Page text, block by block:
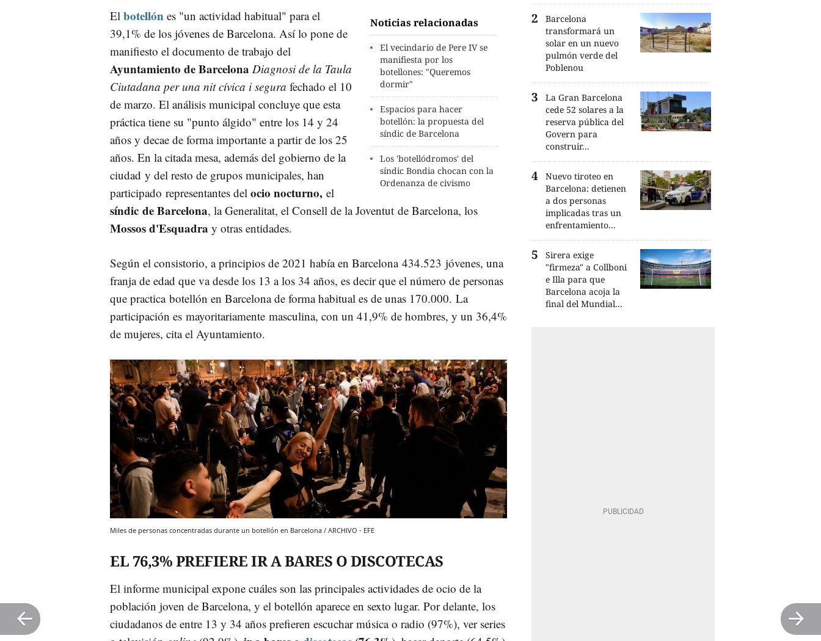
Noticias relacionadas
El vecindario de Pere IV se
manifiesta por los
botellones: "Queremos
dormir"
Espacios para hacer
botellón: la propuesta del
síndic de Barcelona
Los 'botellódromos' del
síndic Bondia chocan con la
Ordenanza de civismo
El botellón es "un actividad habitual" para el
39,1% de los jóvenes de Barcelona. Así lo pone de
manifiesto el documento de trabajo del
Ayuntamiento de Barcelona Diagnosi de la Taula
Ciutadana per una nit cívica i segura fechado el 10
de marzo. El análisis municipal concluye que esta
práctica tiene su "punto álgido" entre los 14 y 24
años y decae de forma importante a partir de los 25
años. En la citada mesa, además del gobierno de la
ciudad y del resto de grupos municipales, han
participado representantes del ocio nocturno, el
síndic de Barcelona, la Generalitat, el Consell de la Joventut de Barcelona, los
Mossos d'Esquadra y otras entidades.
Según el consistorio, a principios de 2021 había en Barcelona 434.523 jóvenes, una
franja de edad que va desde los 13 a los 34 años, es decir que el número de personas
que practica botellón en Barcelona de forma habitual es de unas 170.000. La
participación es mayoritariamente masculina, con un 41,9% de hombres, y un 36,4%
de mujeres, cita el Ayuntamiento.
Miles de personas concentradas durante un botellón en Barcelona / ARCHIVO - EFE
EL 76,3% PREFIERE IR A BARES O DISCOTECAS
El informe municipal expone cuáles son las principales actividades de ocio de la
población joven de Barcelona, y el botellón aparece en sexto lugar. Por delante, los
ciudadanos de entre 13 y 34 años prefieren escuchar música o radio (97%), ver series
Barcelona
transformará un
solar en un nuevo
pulmón verde del
Poblenou
La Gran Barcelona
cede 52 solares a la
reserva pública del
Govern para
construir...
Nuevo tiroteo en
Barcelona: detienen
a dos personas
implicadas tras un
enfrentamiento...
Sirera exige
"firmeza" a Collboni
e Illa para que
Barcelona acoja la
final del Mundial...